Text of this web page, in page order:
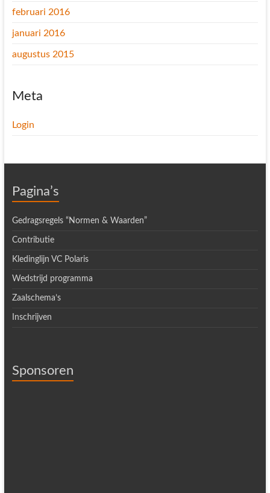
februari 2016
januari 2016
augustus 2015
Meta
Login
Pagina’s
Gedragsregels “Normen & Waarden”
Contributie
Kledinglijn VC Polaris
Wedstrijd programma
Zaalschema’s
Inschrijven
Sponsoren